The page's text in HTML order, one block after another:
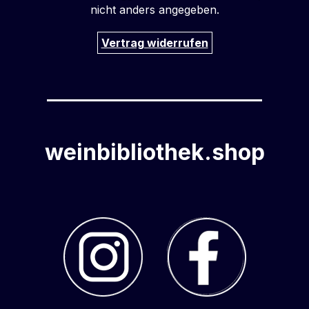
nicht anders angegeben.
Vertrag widerrufen
weinbibliothek.shop